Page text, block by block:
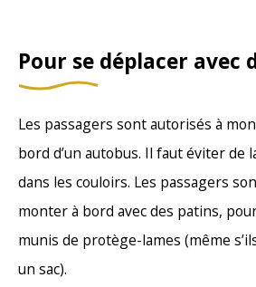
Pour se déplacer avec
Les passagers sont autorisés à
bord d’un autobus. Il faut éviter de
dans les couloirs. Les passagers
monter à bord avec des patins,
munis de protège-lames (même
un sac).